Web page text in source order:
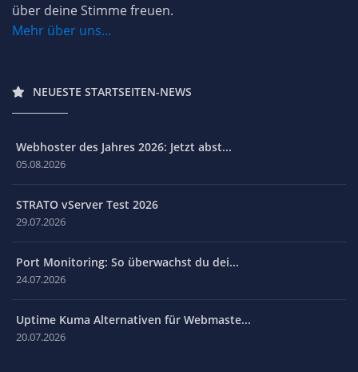
über deine Stimme freuen.
Mehr über uns...
NEUESTE STARTSEITEN-NEWS
Webhoster des Jahres 2026: Jetzt abst...
05.08.2026
STRATO vServer Test 2026
29.07.2026
Port Monitoring: So überwachst du dei...
24.07.2026
Uptime Kuma Alternativen für Webmaste...
20.07.2026